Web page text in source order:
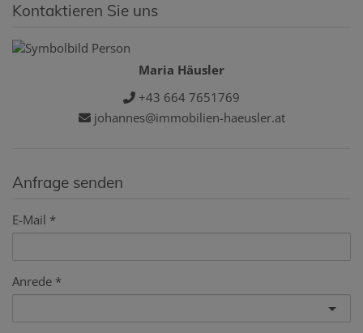
Kontaktieren Sie uns
Maria Häusler
+43 664 7651769
johannes@immobilien-haeusler.at
Anfrage senden
E-Mail
Anrede